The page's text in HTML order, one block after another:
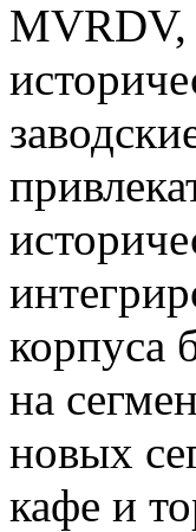
MVRDV,
корпуса
на
новых
кафе и